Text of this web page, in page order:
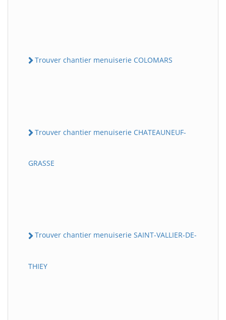
Trouver chantier menuiserie COLOMARS
Trouver chantier menuiserie CHATEAUNEUF-
GRASSE
Trouver chantier menuiserie SAINT-VALLIER-DE-
THIEY